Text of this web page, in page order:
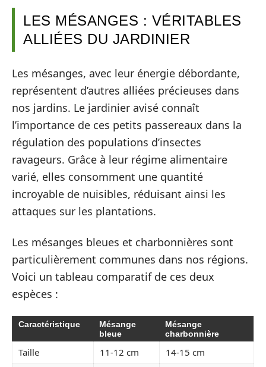
LES MÉSANGES : VÉRITABLES
ALLIÉES DU JARDINIER
Les mésanges, avec leur énergie débordante,
représentent d’autres alliées précieuses dans
nos jardins. Le jardinier avisé connaît
l’importance de ces petits passereaux dans la
régulation des populations d’insectes
ravageurs. Grâce à leur régime alimentaire
varié, elles consomment une quantité
incroyable de nuisibles, réduisant ainsi les
attaques sur les plantations.
Les mésanges bleues et charbonnières sont
particulièrement communes dans nos régions.
Voici un tableau comparatif de ces deux
espèces :
Caractéristique
Mésange
bleue
Mésange
charbonnière
Taille 11-12 cm
14-15 cm